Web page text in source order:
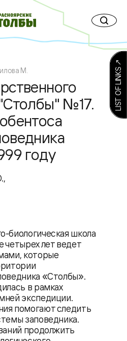
М.
№17.
году
биологическая школа
четырех лет ведет
которые
«Столбы».
в рамках
экспедиции.
помогают следить
заповедника.
продолжить
LIST OF LINKS ↗